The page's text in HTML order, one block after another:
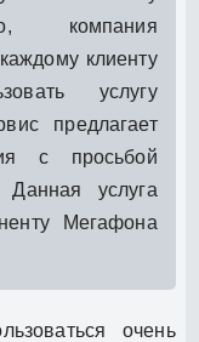
компания
клиенту
услугу
предлагает
с просьбой
Данная услуга
Мегафона
очень